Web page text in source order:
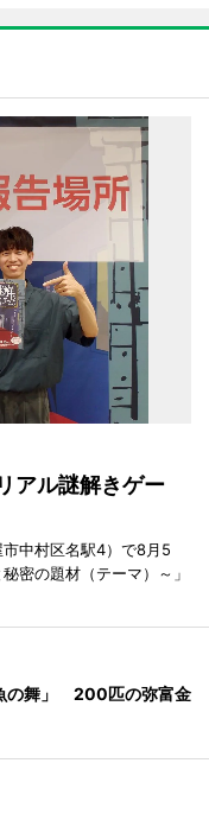
アル謎解きゲー
中村区名駅4）で8月5
密の題材（テーマ）～」
の舞」 200匹の弥富金